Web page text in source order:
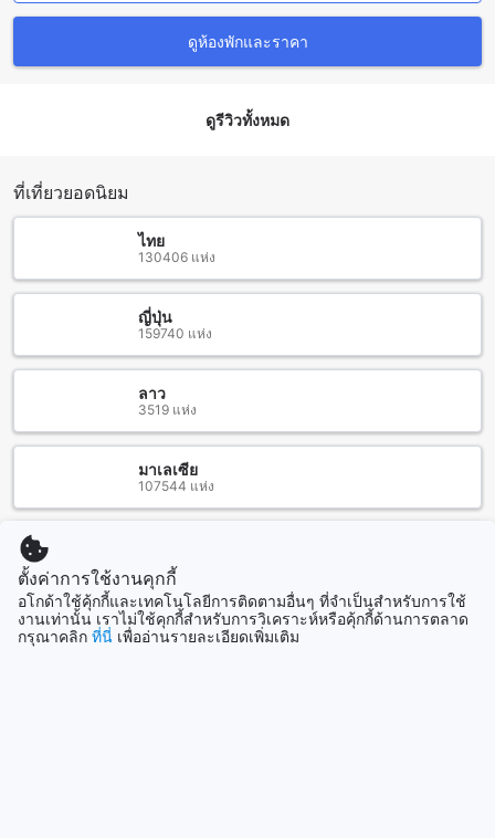
ประสบการณ์ใหม่ ๆ ในการเดินทาง.
การเดินทางจากสนามบินที่ใกล้ที่สุดไปยัง อิระวดี รีสอร์ท ตั้งอยู่ใน
เพียงประมาณ 10 กิโลเมตร เมื่อคุณเดินทางถึงสนามบินแม่สอด
บินได้ ซึ่งจะใช้เวลาประมาณ 15-20 นาทีในการเดินทางถึง
รีสอร์ท โดยระหว่างทางคุณจะได้สัมผัสกับบรรยากาศของเมือง
แม่สอดที่มีเสน่ห์และธรรมชาติอันงดงาม
หากคุณเดินทางจากสนามบินตาก (TKH) ซึ่งอยู่ห่างจากแม่สอด
ประมาณ 50 กิโลเมตร คุณสามารถเลือกใช้บริการรถเช่าหรือรถ
แท็กซี่เพื่อเดินทางมายัง อิระวดี รีสอร์ทได้ โดยการเดินทางจะใช้
เวลาประมาณ 1 ชั่วโมง โดยเส้นทางจะผ่านวิวทิวทัศน์ที่สวยงาม
ของภูเขาและแม่น้ำ ซึ่งจะทำให้คุณรู้สึกเพลิดเพลินไปกับการเดิน
ทางก่อนถึงรีสอร์ทที่มีความเงียบสงบและเป็นส่วนตัว เหมาะ
สำหรับการพักผ่อนและสัมผัสกับธรรมชาติอย่างแท้จริง
อิระวดี รีสอร์ท: สถานที่ท่องเที่ยวใกล้เคียง
อิระวดี รีสอร์ท เป็นที่พักที่มีสถานที่ท่องเที่ยวใกล้เคียงหลายแห่งที่
น่าสนใจในพื้นที่ รวมถึง น้ำพุร้อนแม่กาซ่า ฮงล้งมินิมาร์ท อ่างเก็บ
น้ำห้วยลึก โรงพยาบาลนครแม่สอด อินเตอร์เนชั่นแนล เทสโก้
โลตัส เอ็กซ์ตร้า สนามกีฬาประเภทลู่ อ่างเก็บน้ำแม่กึ๊ดหลวง
คลีนิคแม่ตาว - เก่า ตลาดท้องถิ่น และเฉลิมพงษ์คลินิกเวชกรรมอ
อร์โธปิดิกส์ ที่นี่เป็นที่พักที่สะดวกสบายสำหรับนักท่องเที่ยวที่
ต้องการเข้าถึงสถานที่ท่องเที่ยวหลายแห่งในพื้นที่ในระยะเวลาสั้น
ดูห้องพักและราคา
ดูรีวิวทั้งหมด
ที่เที่ยวยอดนิยม
ไทย
130406 แห่ง
ญี่ปุ่น
159740 แห่ง
ลาว
3519 แห่ง
มาเลเซีย
107544 แห่ง
แสดงเพิ่ม
ตั้งค่าการใช้งานคุกกี้
อโกด้าใช้คุ้กกี้และเทคโนโลยีการติดตามอื่นๆ ที่จำเป็นสำหรับการใช้
งานเท่านั้น เราไม่ใช้คุกกี้สำหรับการวิเคราะห์หรือคุ้กกี้ด้านการตลาด
กรุณาคลิก ที่นี่ เพื่ออ่านรายละเอียดเพิ่มเติม